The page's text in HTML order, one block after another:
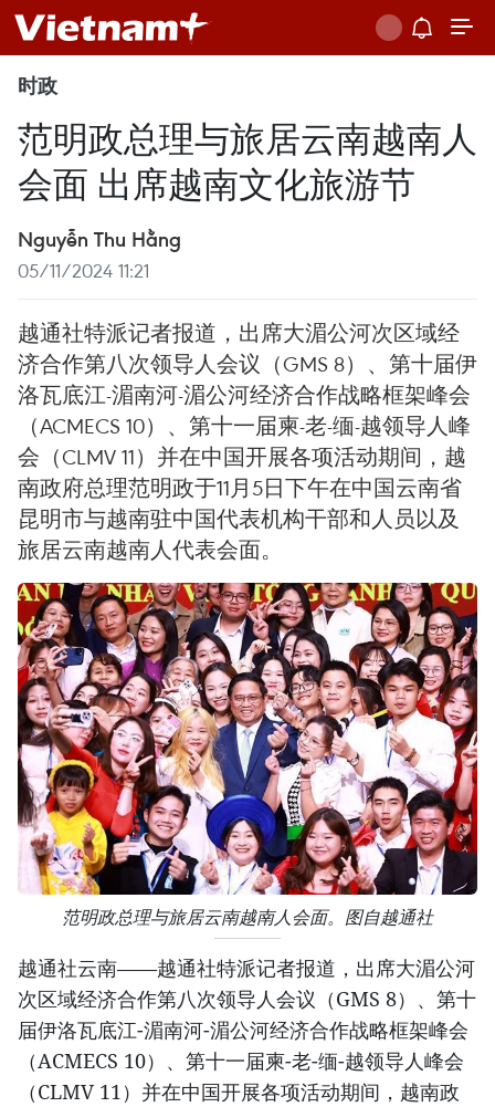
时政
范明政总理与旅居云南越南人
会面 出席越南文化旅游节
Nguyễn Thu Hằng
05/11/2024 11:21
越通社特派记者报道，出席大湄公河次区域经
济合作第八次领导人会议（GMS 8）、第十届伊
洛瓦底江-湄南河-湄公河经济合作战略框架峰会
（ACMECS 10）、第十一届柬-老-缅-越领导人峰
会（CLMV 11）并在中国开展各项活动期间，越
南政府总理范明政于11月5日下午在中国云南省
昆明市与越南驻中国代表机构干部和人员以及
旅居云南越南人代表会面。
范明政总理与旅居云南越南人会面。图自越通社
越通社云南——越通社特派记者报道，出席大湄公河
次区域经济合作第八次领导人会议（GMS 8）、第十
届伊洛瓦底江-湄南河-湄公河经济合作战略框架峰会
（ACMECS 10）、第十一届柬-老-缅-越领导人峰会
（CLMV 11）并在中国开展各项活动期间，越南政